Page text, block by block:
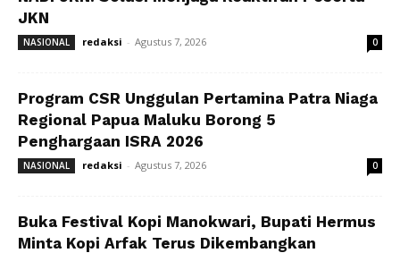
JKN
NASIONAL redaksi - Agustus 7, 2026 0
Program CSR Unggulan Pertamina Patra Niaga
Regional Papua Maluku Borong 5
Penghargaan ISRA 2026
NASIONAL redaksi - Agustus 7, 2026 0
Buka Festival Kopi Manokwari, Bupati Hermus
Minta Kopi Arfak Terus Dikembangkan